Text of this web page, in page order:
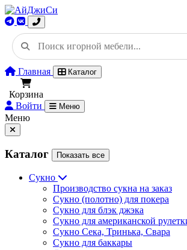
Главная Каталог
Корзина
Войти
Меню
Меню
Каталог Показать все
Сукно
Производство сукна на заказ
Сукно (полотно) для покера
Сукно для блэк джэка
Сукно для американской
Сукно Сека, Тринька, Свара
Сукно для баккары